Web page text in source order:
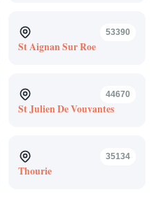
53390
St Aignan Sur Roe
44670
St Julien De Vouvantes
35134
Thourie